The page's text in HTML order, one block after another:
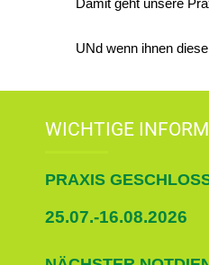
Damit geht unsere
UNd wenn ihnen
WICHTIGE
PRAXIS
25.07.-16.08.2026